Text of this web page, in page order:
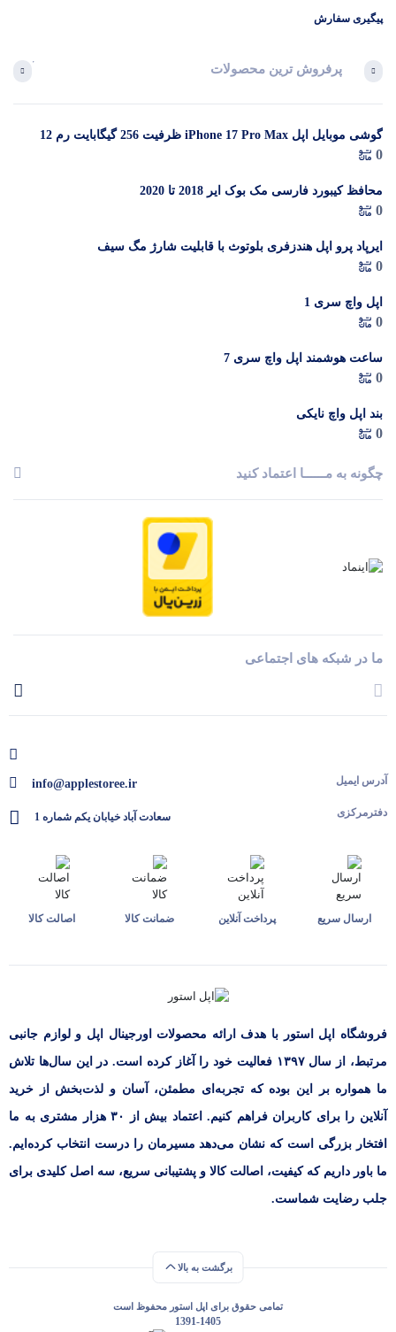
پیگیری سفارش
پرفروش ترین محصولات
گوشی موبایل اپل iPhone 17 Pro Max ظرفیت 256 گیگابایت رم 12
گیگابایت (ZAA) – Not Active رجیستر شده
0
محافظ کیبورد فارسی مک بوک ایر 2018 تا 2020
0
ایرپاد پرو اپل هندزفری بلوتوث با قابلیت شارژ مگ سیف
0
اپل واچ سری 1
0
ساعت هوشمند اپل واچ سری 7
0
بند اپل واچ نایکی
0
چگونه به مــــــا اعتماد کنید
ما در شبکه های اجتماعی
آدرس ایمیل
دفترمرکزی
info@applestoree.ir
سعادت آباد خیابان یکم شماره 1
ارسال سریع پرداخت آنلاین ضمانت کالا اصالت کالا
فروشگاه اپل استور با هدف ارائه‌ محصولات اورجینال اپل و لوازم جانبی
مرتبط، از سال ۱۳۹۷ فعالیت خود را آغاز کرده است. در این سال‌ها تلاش
ما همواره بر این بوده که تجربه‌ای مطمئن، آسان و لذت‌بخش از خرید
آنلاین را برای کاربران فراهم کنیم. اعتماد بیش از ۳۰ هزار مشتری به ما
افتخار بزرگی است که نشان می‌دهد مسیرمان را درست انتخاب کرده‌ایم.
ما باور داریم که کیفیت، اصالت کالا و پشتیبانی سریع، سه اصل کلیدی برای
جلب رضایت شماست.
برگشت به بالا
تمامی حقوق برای اپل استور محفوظ است
1391-1405